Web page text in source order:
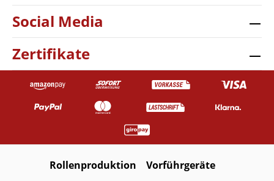
Social Media
Zertifikate
Rollenproduktion
Vorführgeräte